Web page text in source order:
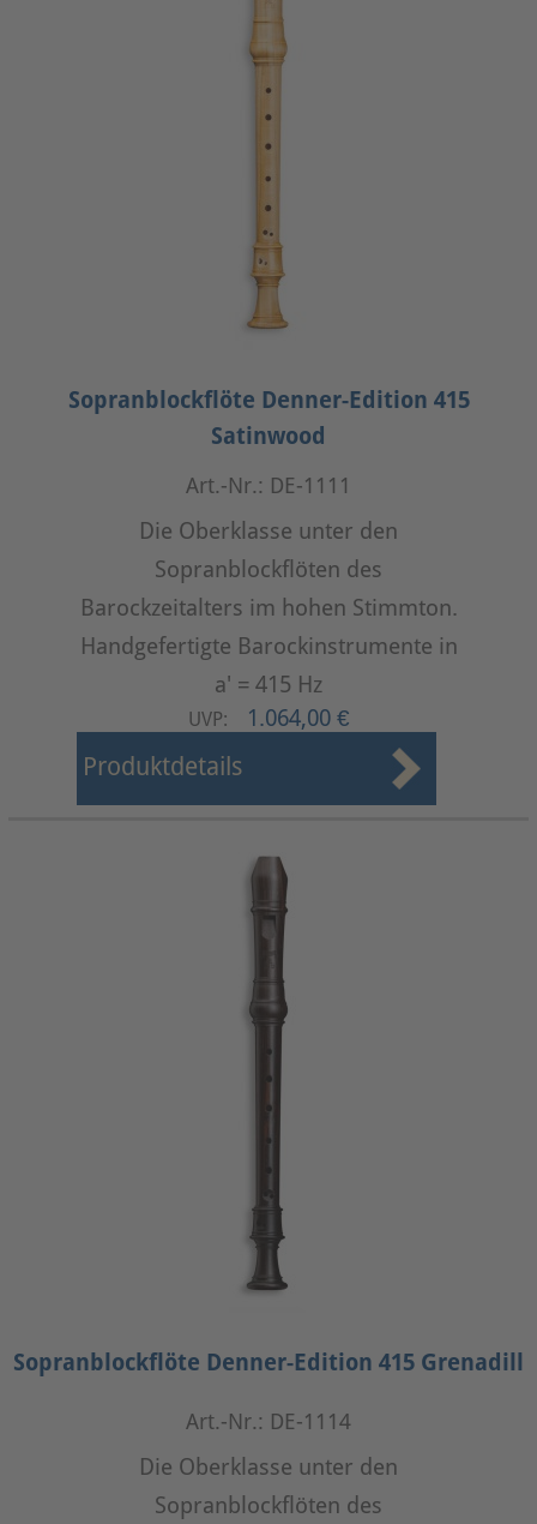
Sopranblockflöte Denner-Edition 415
Satinwood
Art.-Nr.: DE-1111
Die Oberklasse unter den
Sopranblockflöten des
Barockzeitalters im hohen Stimmton.
Handgefertigte Barockinstrumente in
a' = 415 Hz
UVP: 1.064,00 €
Produktdetails
Sopranblockflöte Denner-Edition 415 Grenadill
Art.-Nr.: DE-1114
Die Oberklasse unter den
Sopranblockflöten des